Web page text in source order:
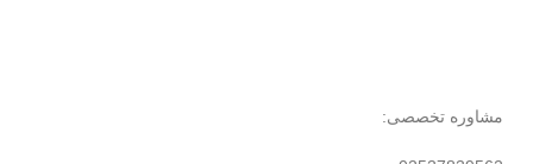
مشاوره تخصصی: